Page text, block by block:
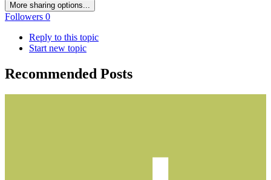
More sharing options...
Followers 0
Reply to this topic
Start new topic
Recommended Posts